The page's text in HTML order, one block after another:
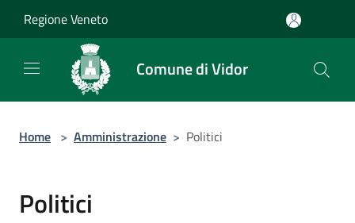
Regione Veneto
Comune di Vidor
Home > Amministrazione > Politici
Politici